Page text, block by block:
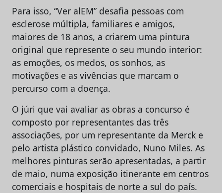
Para isso, “Ver alEM” desafia pessoas com
esclerose múltipla, familiares e amigos,
maiores de 18 anos, a criarem uma pintura
original que represente o seu mundo interior:
as emoções, os medos, os sonhos, as
motivações e as vivências que marcam o
percurso com a doença.
O júri que vai avaliar as obras a concurso é
composto por representantes das três
associações, por um representante da Merck e
pelo artista plástico convidado, Nuno Miles. As
melhores pinturas serão apresentadas, a partir
de maio, numa exposição itinerante em centros
comerciais e hospitais de norte a sul do país.